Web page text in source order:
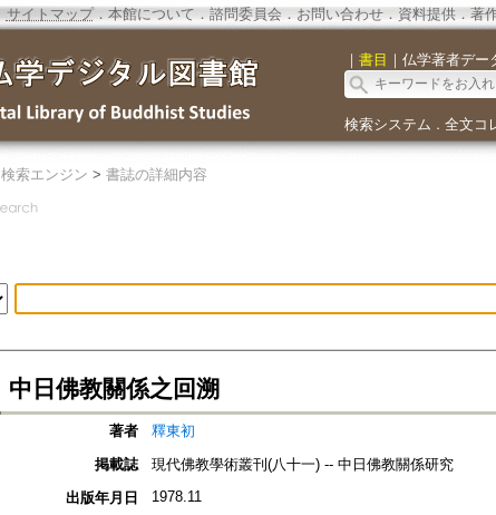
サイトマップ．本館について ． 諮問委員会． お問い合わせ． 資料提供． 著
｜ 書目 ｜ 仏学著者デー
検索システム ． 全文コ
検索エンジン > 書誌の詳細内容
中日佛教關係之回溯
著者
釋東初
掲載誌
現代佛教學術叢刊(八十一) -- 中日佛教關係研究
出版年月日
1978.11